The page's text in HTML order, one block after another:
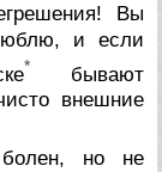
Вы
и если
*
бывают
внешние
но не